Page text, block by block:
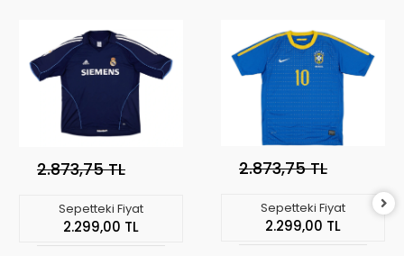
2.873,75 TL
Sepetteki Fiyat
2.299,00 TL
2.873,75 TL
Sepetteki Fiyat
2.299,00 TL